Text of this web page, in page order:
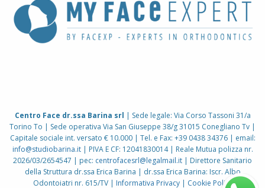
Centro Face dr.ssa Barina srl | Sede legale: Via Corso Tassoni 31/a
Torino To | Sede operativa Via San Giuseppe 38/g 31015 Conegliano Tv |
Capitale sociale int. versato € 10.000 | Tel. e Fax: +39 0438 34376 | email:
info@studiobarina.it| PIVA E CF: 12041830014 | Reale Mutua polizza nr.
2026/03/2654547 | pec: centrofacesrl@legalmail.it | Direttore Sanitario
della Struttura dr.ssa Erica Barina | dr.ssa Erica Barina: Iscr. Albo
Odontoiatri nr. 615/TV | Informativa Privacy| Cookie Policy